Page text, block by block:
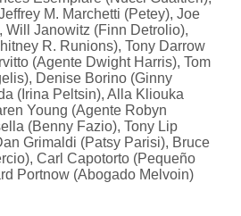
M. Marchetti (Petey), Joe
Will Janowitz (Finn Detrolio),
R. Runions), Tony Darrow
(Agente Dwight Harris), Tom
Denise Borino (Ginny
(Irina Peltsin), Alla Kliouka
Young (Agente Robyn
(Benny Fazio), Tony Lip
Grimaldi (Patsy Parisi), Bruce
Carl Capotorto (Pequeño
Portnow (Abogado Melvoin)